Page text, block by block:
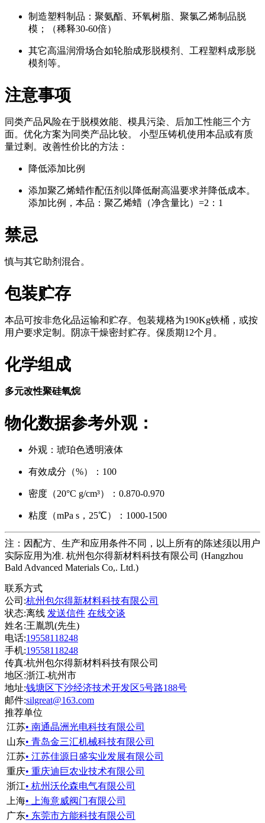
制造塑料制品：聚氨酯、环氧树脂、聚氯乙烯制品脱
模；（稀释30-60倍）
其它高温润滑场合如轮胎成形脱模剂、工程塑料成形脱
模剂等。
注意事项
同类产品风险在于脱模效能、模具污染、后加工性能三个方
面。优化方案为同类产品比较。 小型压铸机使用本品或有质
量过剩。改善性价比的方法：
降低添加比例
添加聚乙烯蜡作配伍剂以降低耐高温要求并降低成本。
添加比例，本品：聚乙烯蜡（净含量比）=2：1
禁忌
慎与其它助剂混合。
包装贮存
本品可按非危化品运输和贮存。包装规格为190Kg铁桶，或按
用户要求定制。阴凉干燥密封贮存。保质期12个月。
化学组成
多元改性聚硅氧烷
物化数据参考外观：
外观：琥珀色透明液体
有效成分（%）：100
密度（20°C g/cm³）：0.870-0.970
粘度（mPa s，25℃）：1000-1500
注：因配方、生产和应用条件不同，以上所有的陈述须以用户
实际应用为准. 杭州包尔得新材料科技有限公司 (Hangzhou
Bald Advanced Materials Co,. Ltd.)
联系方式
公司:杭州包尔得新材料科技有限公司
状态:离线 发送信件 在线交谈
姓名:王胤凯(先生)
电话:19558118248
手机:19558118248
传真:杭州包尔得新材料科技有限公司
地区:浙江-杭州市
地址:钱塘区下沙经济技术开发区5号路188号
邮件:silgreat@163.com
推荐单位
江苏• 南通晶洲光电科技有限公司
山东• 青岛金三汇机械科技有限公司
江苏• 江苏佳源日盛实业发展有限公司
重庆• 重庆迪巨农业技术有限公司
浙江• 杭州沃伦森电气有限公司
上海• 上海意威阀门有限公司
广东• 东莞市方能科技有限公司